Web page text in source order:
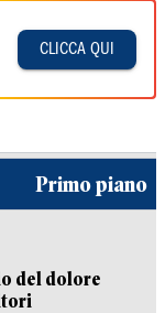
CLICCA QUI
Primo piano
del dolore